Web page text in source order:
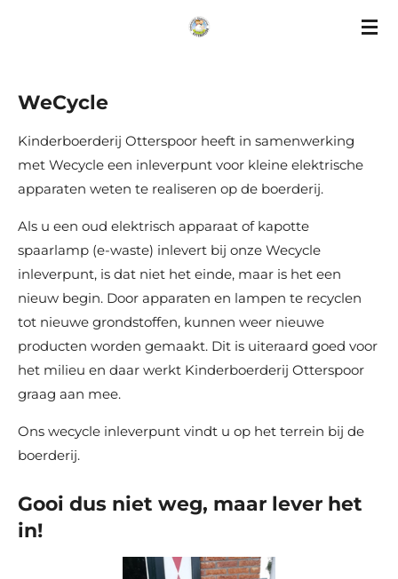
de
hoofdinhoud
WeCycle
Kinderboerderij Otterspoor heeft in samenwerking
met Wecycle een inleverpunt voor kleine elektrische
apparaten weten te realiseren op de boerderij.
Als u een oud elektrisch apparaat of kapotte
spaarlamp (e-waste) inlevert bij onze Wecycle
inleverpunt, is dat niet het einde, maar is het een
nieuw begin. Door apparaten en lampen te recyclen
tot nieuwe grondstoffen, kunnen weer nieuwe
producten worden gemaakt. Dit is uiteraard goed voor
het milieu en daar werkt Kinderboerderij Otterspoor
graag aan mee.
Ons wecycle inleverpunt vindt u op het terrein bij de
boerderij.
Gooi dus niet weg, maar lever het
in!